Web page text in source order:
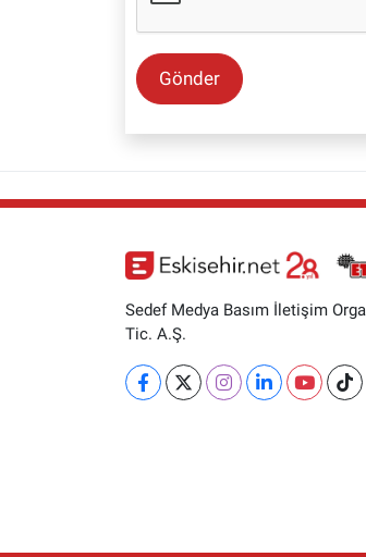
Gönder
Sedef Medya Basım İletişim
Tic. A.Ş.